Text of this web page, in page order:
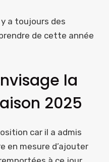
y a toujours des
de cette année
la
2025
car il a admis
en mesure d’ajouter